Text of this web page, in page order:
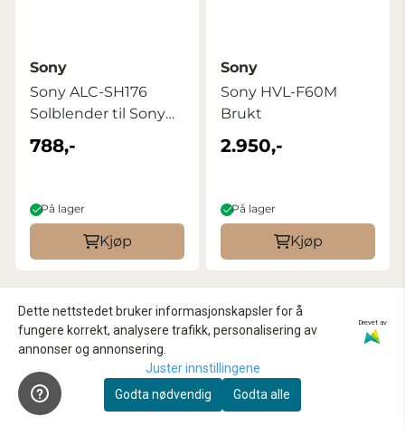
Sony
Sony ALC-SH176
Solblender til Sony
FE 70-200mm ...
788,-
På lager
Kjøp
Sony
Sony HVL-F60M
Brukt
2.950,-
På lager
Kjøp
Dette nettstedet bruker informasjonskapsler for å
fungere korrekt, analysere trafikk, personalisering av
annonser og annonsering.
Drevet av
Juster innstillingene
Godta nødvendig
Godta alle